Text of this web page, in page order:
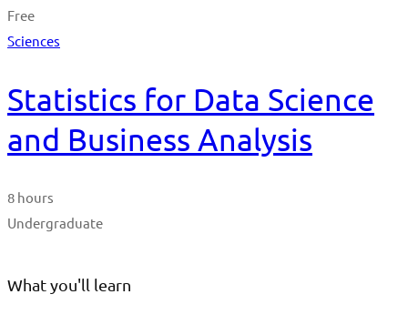
Free
Sciences
Statistics for Data Science
and Business Analysis
8 hours
Undergraduate
What you'll learn